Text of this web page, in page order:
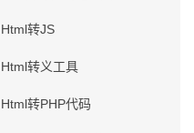
Html转JS
Html转义工具
Html转PHP代码